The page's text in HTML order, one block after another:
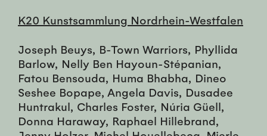
K20 Kunstsammlung Nordrhein-Westfalen
Joseph Beuys, B-Town Warriors, Phyllida
Barlow, Nelly Ben Hayoun-Stépanian,
Fatou Bensouda, Huma Bhabha, Dineo
Seshee Bopape, Angela Davis, Dusadee
Huntrakul, Charles Foster, Núria Güell,
Donna Haraway, Raphael Hillebrand,